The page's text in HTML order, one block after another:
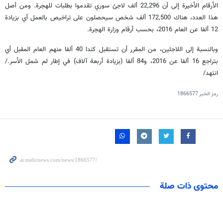
الأرقام الأخيرة إلى أن 22,296 ألف لاجئ سوري تقدموا بطلبات للهجرة. ومن أصل
هذا العدد، هناك 172,500 ألف شخص سيحصلون على تراخيص بالعمل أي بزيادة
12 ألفا عن العام 2016، بحسب أرقام وزارة الهجرة.
وبالنسبة إلى اللاجئين، من المقرر أن تستقبل كندا 40 ألفا منهم العام المقبل أي
بتراجع 16 ألفا عن 2016، و84 ألفا (بزيادة أربعة آلاف) في إطار لم شمل الأسر./
انتهد/
رمز الخبر1866577
محتوى ذات صلة